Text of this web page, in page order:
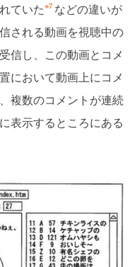
ていた※7 などの違いが
される動画を視聴中の
信し、この動画とコメ
において動画上にコメ
複数のコメントが連続
表示するところにある